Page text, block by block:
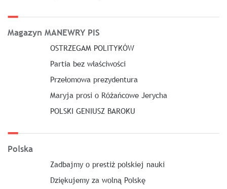
Magazyn MANEWRY PIS
OSTRZEGAM POLITYKÓW
Partia bez właściwości
Przełomowa prezydentura
Maryja prosi o Różańcowe Jerycha
POLSKI GENIUSZ BAROKU
Polska
Zadbajmy o prestiż polskiej nauki
Dziękujemy za wolną Polskę